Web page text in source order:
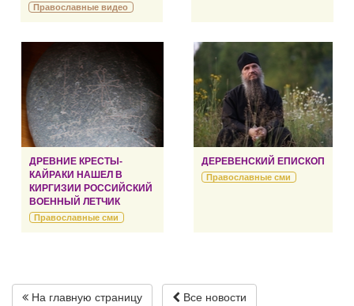
Православные видео
ДРЕВНИЕ КРЕСТЫ-
КАЙРАКИ НАШЕЛ В
КИРГИЗИИ РОССИЙСКИЙ
ВОЕННЫЙ ЛЕТЧИК
Православные сми
ДЕРЕВЕНСКИЙ ЕПИСКОП
Православные сми
На главную страницу Все новости